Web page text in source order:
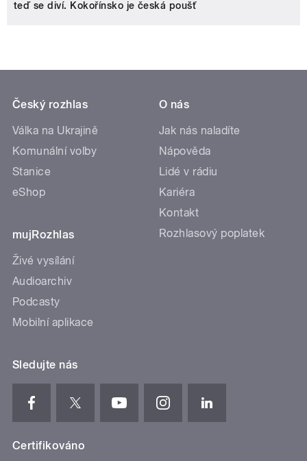
teď se diví. Kokořínsko je česká poušť
Český rozhlas
Válka na Ukrajině
Komunální volby
Stanice
eShop
mujRozhlas
Živé vysílání
Audioarchiv
Podcasty
Mobilní aplikace
O nás
Jak nás naladíte
Nápověda
Lidé v rádiu
Kariéra
Kontakt
Rozhlasový poplatek
Sledujte nás
Certifikováno